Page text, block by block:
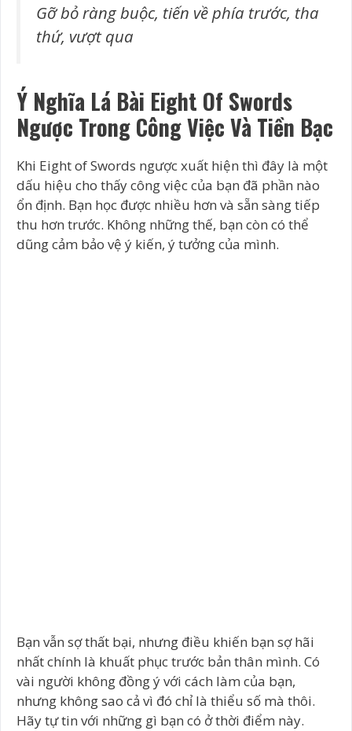
Gỡ bỏ ràng buộc, tiến về phía trước, tha
thứ, vượt qua
Ý Nghĩa Lá Bài Eight Of Swords
Ngược Trong Công Việc Và Tiền Bạc
Khi Eight of Swords ngược xuất hiện thì đây là một
dấu hiệu cho thấy công việc của bạn đã phần nào
ổn định. Bạn học được nhiều hơn và sẵn sàng tiếp
thu hơn trước. Không những thế, bạn còn có thể
dũng cảm bảo vệ ý kiến, ý tưởng của mình.
Bạn vẫn sợ thất bại, nhưng điều khiến bạn sợ hãi
nhất chính là khuất phục trước bản thân mình. Có
vài người không đồng ý với cách làm của bạn,
nhưng không sao cả vì đó chỉ là thiểu số mà thôi.
Hãy tự tin với những gì bạn có ở thời điểm này.